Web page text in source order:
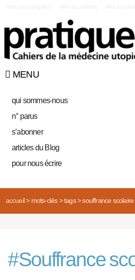
MENU
qui sommes-nous
n° parus
s’abonner
articles du Blog
pour nous écrire
accueil> mots-clés> tags> souffrance scolaire
#Souffrance